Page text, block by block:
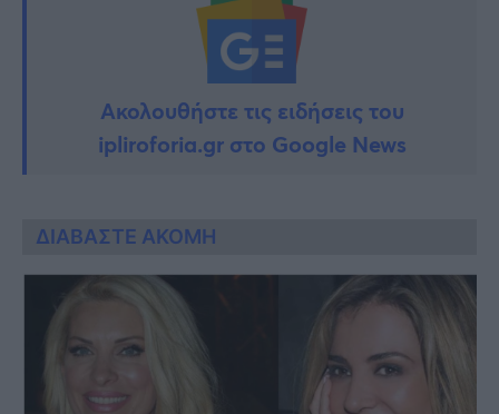
Ακολουθήστε τις ειδήσεις του
ipliroforia.gr στο Google News
ΔΙΑΒΑΣΤΕ ΑΚΟΜΗ